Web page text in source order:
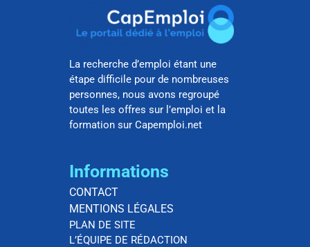
La recherche d’emploi étant une
étape difficile pour de nombreuses
personnes, nous avons regroupé
toutes les offres sur l’emploi et la
formation sur Capemploi.net
Informations
CONTACT
MENTIONS LÉGALES
PLAN DE SITE
L’ÉQUIPE DE RÉDACTION